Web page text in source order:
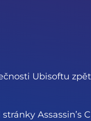
Ubisoftu